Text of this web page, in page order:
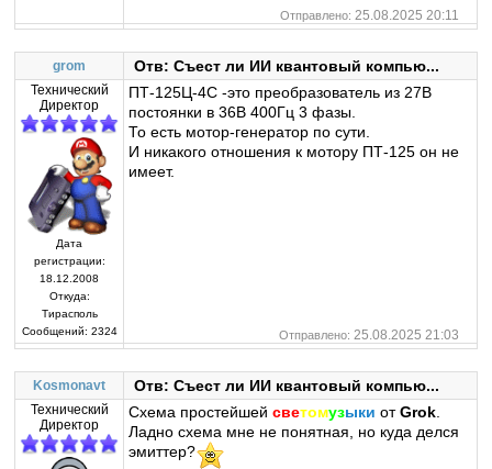
Мощность, ВА 125
0,6
Масса изделия, кг, не более 5,5
Габариты, мм 250х140х165
Отправлено: 25.08.2025 20:11
grom Отв: Съест ли ИИ квантовый компью...
Технический
Директор
Дата
регистрации:
18.12.2008
Откуда:
Тирасполь
Сообщений: 2324
ПТ-125Ц-4С -это преобразователь из 27В
постоянки в 36В 400Гц 3 фазы.
То есть мотор-генератор по сути.
И никакого отношения к мотору ПТ-125 он не
имеет.
Отправлено: 25.08.2025 21:03
Kosmonavt Отв: Съест ли ИИ квантовый компью...
Технический
Директор
Схема простейшейсветомузыки отGrok.
Ладно схема мне не понятная, но куда делся
эмиттер?